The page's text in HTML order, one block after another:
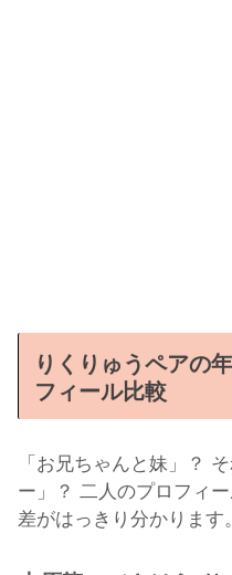
りくりゅうペアの
フィール比較
「お兄ちゃんと妹」？
ー」？ 二人のプロフィ
差がはっきり分かります。